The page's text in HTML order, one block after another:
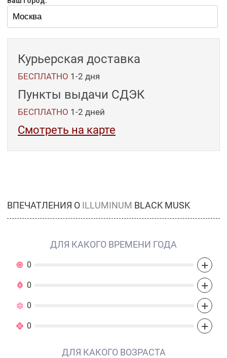
Курьерская доставка
БЕСПЛАТНО 1-2 дня
Пункты выдачи СДЭК
БЕСПЛАТНО 1-2 дней
Смотреть на карте
ВПЕЧАТЛЕНИЯ О ILLUMINUM BLACK MUSK
ДЛЯ КАКОГО ВРЕМЕНИ ГОДА
0 +
0 +
0 +
0 +
ДЛЯ КАКОГО ВОЗРАСТА